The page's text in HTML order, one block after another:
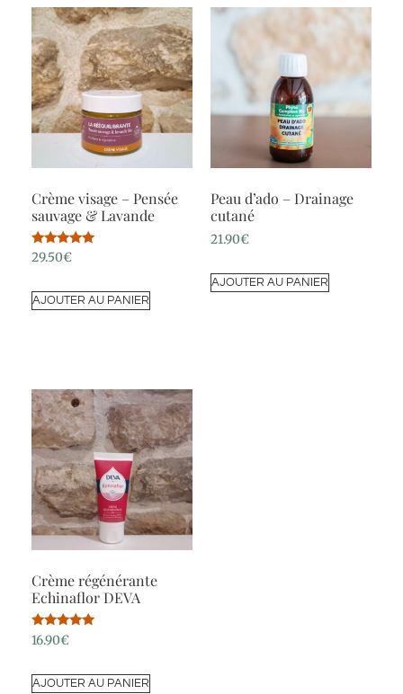
Crème visage – Pensée
sauvage & Lavande
Note
5.00
29.50€
AJOUTER AU PANIER
Peau d’ado – Drainage
cutané
21.90€
AJOUTER AU PANIER
Crème régénérante
Echinaflor DEVA
Note
5.00
16.90€
AJOUTER AU PANIER